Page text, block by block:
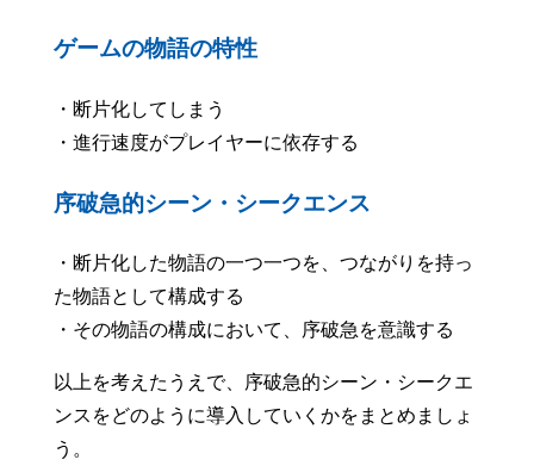
ゲームの物語の特性
・断片化してしまう
・進行速度がプレイヤーに依存する
序破急的シーン・シークエンス
・断片化した物語の一つ一つを、つながりを持っ
た物語として構成する
・その物語の構成において、序破急を意識する
以上を考えたうえで、序破急的シーン・シークエ
ンスをどのように導入していくかをまとめましょ
う。